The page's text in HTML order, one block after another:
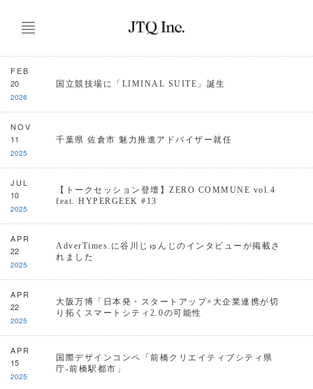
FEB
20
2026
国立競技場に「LIMINAL SUITE」誕生
NOV
11
2025
千葉県 佐倉市 魅力推進アドバイザー就任
JUL
10
2025
【トークセッション登壇】ZERO COMMUNE vol.4
feat. HYPERGEEK #13
APR
22
2025
AdverTimes.に谷川じゅんじのインタビューが掲載さ
れました
APR
22
2025
大阪万博「日本発・スタートアップ×大企業連携が切
り拓くスマートシティ2.0の可能性
APR
15
2025
国際デザインコンペ「前橋クリエイティブシティ県
庁-前橋駅都市」